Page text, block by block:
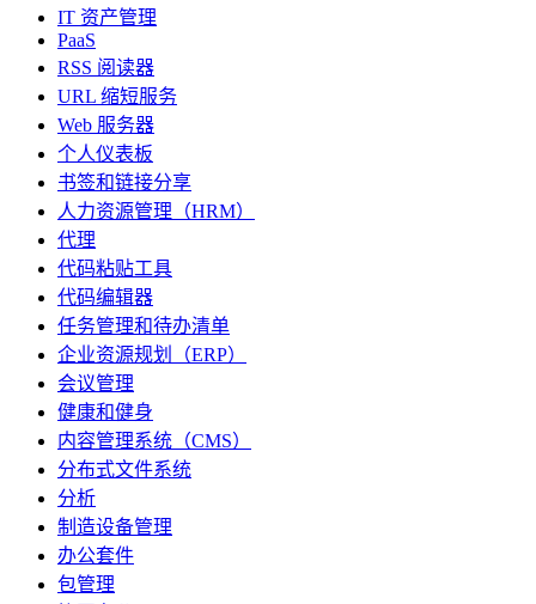
IT 资产管理
PaaS
RSS 阅读器
URL 缩短服务
Web 服务器
个人仪表板
书签和链接分享
人力资源管理（HRM）
代理
代码粘贴工具
代码编辑器
任务管理和待办清单
企业资源规划（ERP）
会议管理
健康和健身
内容管理系统（CMS）
分布式文件系统
分析
制造设备管理
办公套件
包管理